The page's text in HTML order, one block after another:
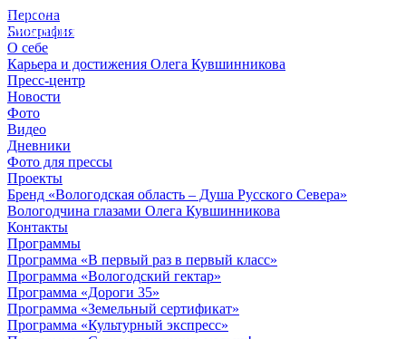
Персона
Биография
О себе
Карьера и достижения Олега Кувшинникова
Пресс-центр
Новости
Фото
Видео
Дневники
Фото для прессы
Проекты
Бренд «Вологодская область – Душа Русского Севера»
Вологодчина глазами Олега Кувшинникова
Контакты
Программы
Программа «В первый раз в первый класс»
Программа «Вологодский гектар»
Программа «Дороги 35»
Программа «Земельный сертификат»
Программа «Культурный экспресс»
© 2012 - 2023,
КУВШИННИКОВ О.А.